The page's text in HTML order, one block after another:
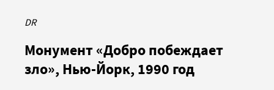
DR
Монумент «Добро побеждает
зло», Нью-Йорк, 1990 год